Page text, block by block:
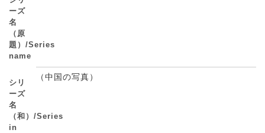
ーズ
名
（原
題）/Series
name
シリ
ーズ
名
（和）/Series
in
（中国の写真）